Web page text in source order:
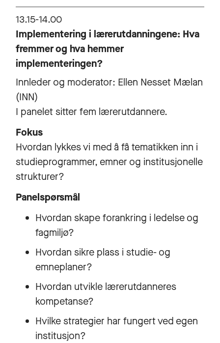
13.15-14.00
Implementering i lærerutdanningene: Hva
fremmer og hva hemmer
implementeringen?
Innleder og moderator: Ellen Nesset Mælan
(INN)
I panelet sitter fem lærerutdannere.
Fokus
Hvordan lykkes vi med å få tematikken inn i
studieprogrammer, emner og institusjonelle
strukturer?
Panelspørsmål
Hvordan skape forankring i ledelse og
fagmiljø?
Hvordan sikre plass i studie- og
emneplaner?
Hvordan utvikle lærerutdanneres
kompetanse?
Hvilke strategier har fungert ved egen
institusjon?